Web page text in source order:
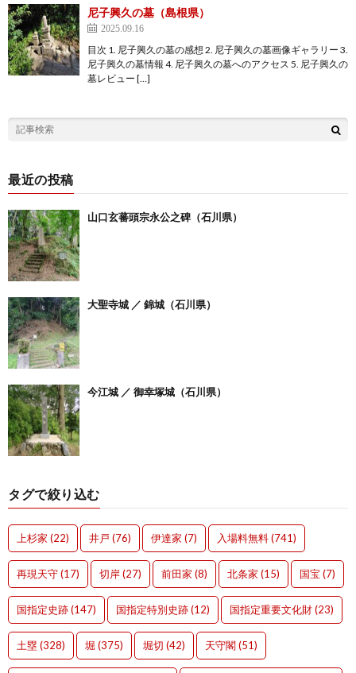
尼子興久の墓（島根県）
2025.09.16
目次 1. 尼子興久の墓の感想 2. 尼子興久の墓画像ギャラリー 3.
尼子興久の墓情報 4. 尼子興久の墓へのアクセス 5. 尼子興久の
墓レビュー […]
最近の投稿
山口玄蕃頭宗永公之碑（石川県）
大聖寺城 ／ 錦城（石川県）
今江城 ／ 御幸塚城（石川県）
タグで絞り込む
上杉家 (22) 井戸 (76) 伊達家 (7) 入場料無料(741)
再現天守(17) 切岸(27) 前田家 (8) 北条家 (15) 国宝 (7)
国指定史跡(147) 国指定特別史跡(12) 国指定重要文化財(23)
土塁 (328) 堀 (375) 堀切 (42) 天守閣(51)